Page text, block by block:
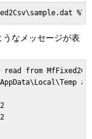
なメッセージが表
from